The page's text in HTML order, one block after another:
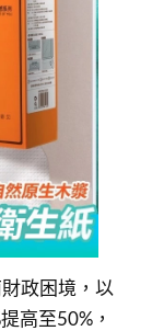
政困境，以
高至50%，